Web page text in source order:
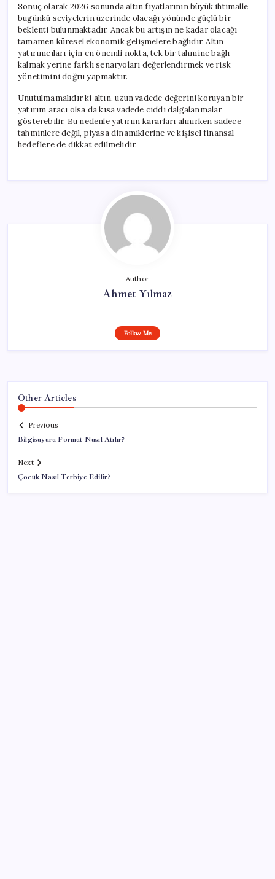
Sonuç olarak 2026 sonunda altın fiyatlarının büyük ihtimalle
bugünkü seviyelerin üzerinde olacağı yönünde güçlü bir
beklenti bulunmaktadır. Ancak bu artışın ne kadar olacağı
tamamen küresel ekonomik gelişmelere bağlıdır. Altın
yatırımcıları için en önemli nokta, tek bir tahmine bağlı
kalmak yerine farklı senaryoları değerlendirmek ve risk
yönetimini doğru yapmaktır.
Unutulmamalıdır ki altın, uzun vadede değerini koruyan bir
yatırım aracı olsa da kısa vadede ciddi dalgalanmalar
gösterebilir. Bu nedenle yatırım kararları alınırken sadece
tahminlere değil, piyasa dinamiklerine ve kişisel finansal
hedeflere de dikkat edilmelidir.
Author
Ahmet Yılmaz
Follow Me
Other Articles
Previous
Bilgisayara Format Nasıl Atılır?
Next
Çocuk Nasıl Terbiye Edilir?